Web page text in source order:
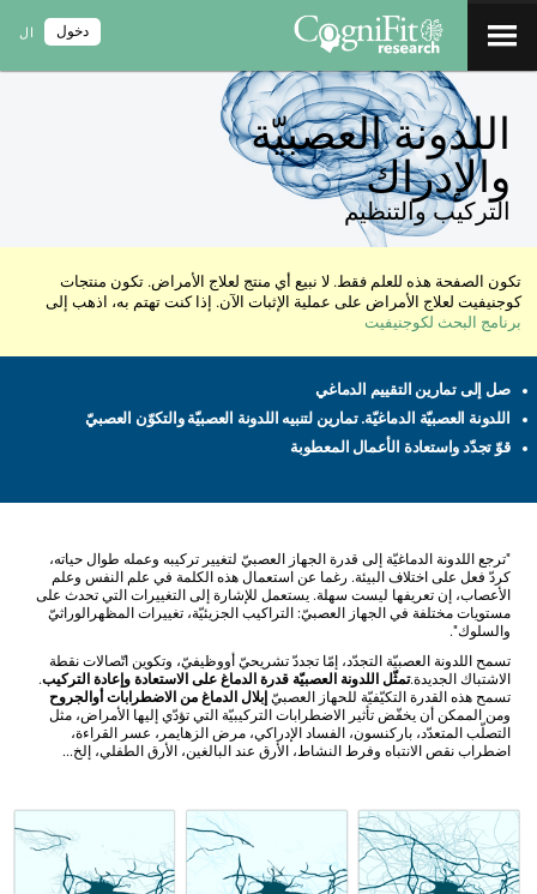
ال دخول
اللدونة العصبيّة
والإدراك
التركيب والتنظيم
تكون الصفحة هذه للعلم فقط. لا نبيع أي منتج لعلاج الأمراض. تكون منتجات
كوجنيفيت لعلاج الأمراض على عملية الإثبات الآن. إذا كنت تهتم به، اذهب إلى
برنامج البحث لكوجنيفيت
صل إلى تمارين التقييم الدماغي
اللدونة العصبيّة الدماغيّة. تمارين لتنبيه اللدونة العصبيّة والتكوّن العصبيّ
قوّ تجدّد واستعادة الأعمال المعطوبة
"ترجع اللدونة الدماغيّة إلى قدرة الجهاز العصبيّ لتغيير تركيبه وعمله طوال حياته،
كردّ فعل على اختلاف البيئة. رغما عن استعمال هذه الكلمة في علم النفس وعلم
الأعصاب، إن تعريفها ليست سهلة. يستعمل للإشارة إلى التغييرات التي تحدث على
مستويات مختلفة في الجهاز العصبيّ: التراكيب الجزيئيّة، تغييرات المظهرالوراثيّ
والسلوك".
تسمح اللدونة العصبيّة التجدّد، إمّا تجددّ تشريحيّ أووظيفيّ، وتكوين اتّصالات نقطة
الاشتباك الجديدة.تمثّل اللدونة العصبيّة قدرة الدماغ على الاستعادة وإعادة التركيب.
تسمح هذه القدرة التكيّفيّة للحهاز العصبيّ إبلال الدماغ من الاضطرابات أوالجروح
ومن الممكن أن يخفّض تأثير الاضطرابات التركيبيّة التي تؤدّي إليها الأمراض، مثل
التصلّب المتعدّد، باركنسون، الفساد الإدراكي، مرض الزهايمر، عسر القراءة،
اضطراب نقص الانتباه وفرط النشاط، الأرق عند البالغين، الأرق الطفلي، إلخ...